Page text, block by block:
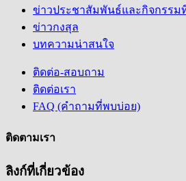
ข่าวประชาสัมพันธ์และกิจกรรม
ข่าวกงสุล
บทความน่าสนใจ
ติดต่อ-สอบถาม
ติดต่อเรา
FAQ (คำถามที่พบบ่อย)
ติดตามเรา
ลิงก์ที่เกี่ยวข้อง